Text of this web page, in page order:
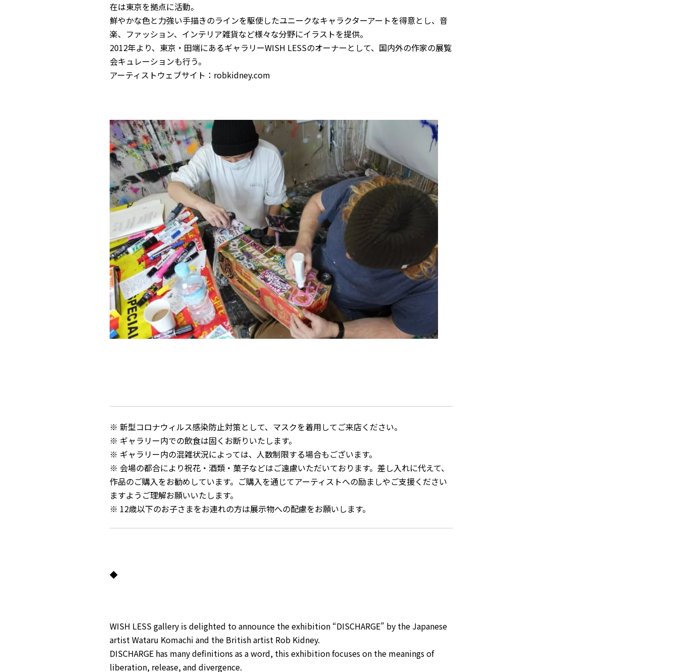
在は東京を拠点に活動。
鮮やかな色と力強い手描きのラインを駆使したユニークなキャラクターアートを得意とし、音
楽、ファッション、インテリア雑貨など様々な分野にイラストを提供。
2012年より、東京・田端にあるギャラリーWISH LESSのオーナーとして、国内外の作家の展覧
会キュレーションも行う。
アーティストウェブサイト： robkidney.com
※ 新型コロナウィルス感染防止対策として、マスクを着用してご来店ください。
※ ギャラリー内での飲食は固くお断りいたします。
※ ギャラリー内の混雑状況によっては、人数制限する場合もございます。
※ 会場の都合により祝花・酒類・菓子などはご遠慮いただいております。差し入れに代えて、
作品のご購入をお勧めしています。ご購入を通じてアーティストへの励ましやご支援ください
ますようご理解お願いいたします。
※ 12歳以下のお子さまをお連れの方は展示物への配慮をお願いします。
◆
WISH LESS gallery is delighted to announce the exhibition “DISCHARGE” by the Japanese
artist Wataru Komachi and the British artist Rob Kidney.
DISCHARGE has many definitions as a word, this exhibition focuses on the meanings of
liberation, release, and divergence.